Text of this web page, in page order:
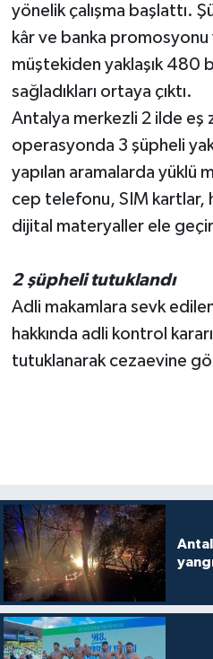
yönelik çalışma başlattı.
kâr ve banka promosyonu
müştekiden yaklaşık 480
sağladıkları ortaya çıktı.
Antalya merkezli 2 ilde eş
operasyonda 3 şüpheli
yapılan aramalarda yüklü
cep telefonu, SIM kartlar,
dijital materyaller ele
2 şüpheli tutuklandı
Adli makamlara sevk
hakkında adli kontrol
tutuklanarak cezaevine